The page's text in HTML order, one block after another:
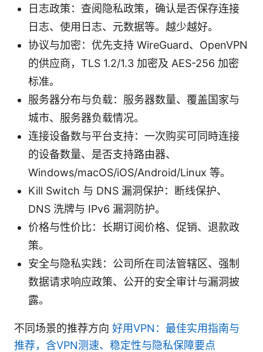
日志政策：查阅隐私政策，确认是否保存连接
日志、使用日志、元数据等。越少越好。
协议与加密：优先支持 WireGuard、OpenVPN
的供应商，TLS 1.2/1.3 加密及 AES-256 加密
标准。
服务器分布与负载：服务器数量、覆盖国家与
城市、服务器负载情况。
连接设备数与平台支持：一次购买可同時连接
的设备数量、是否支持路由器、
Windows/macOS/iOS/Android/Linux 等。
Kill Switch 与 DNS 漏洞保护：断线保护、
DNS 洗牌与 IPv6 漏洞防护。
价格与性价比：长期订阅价格、促销、退款政
策。
安全与隐私实践：公司所在司法管辖区、强制
数据请求响应政策、公开的安全审计与漏洞披
露。
不同场景的推荐方向 好用VPN：最佳实用指南与
推荐，含VPN测速、稳定性与隐私保障要点